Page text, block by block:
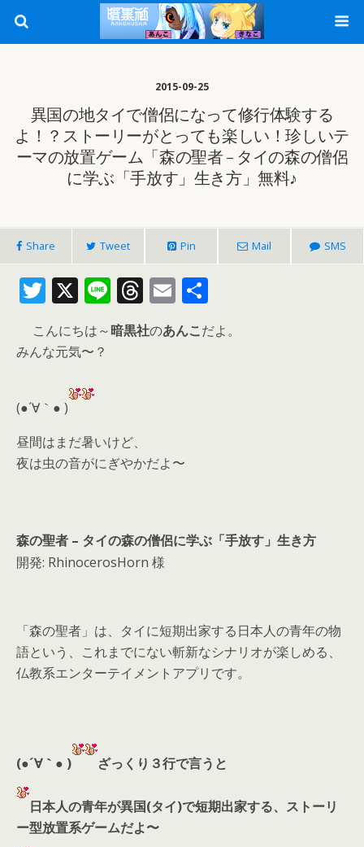
2015-09-25
異国の地タイで僧侶になって修行体験する
よ！？ストーリーがとっても楽しい！珍しいテ
ーマの放置ゲーム「森の聖者 – タイの森の僧侶
に学ぶ「手放す」生き方」無料♪
Share Tweet Pin Mail SMS
T
w
itt
er
X Li
n
e
T
h
re
E
m
ai
有
こんにちは～暗黒社のあんこだよ。
みんな元気〜？
(●´∀｀● )
昼間はまだ暑いけど、
夜は虫の音がにぎやかだよ〜
森の聖者 – タイの森の僧侶に学ぶ「手放す」生き方
開発: RhinocerosHorn 様
「森の聖者」は、タイに短期出家する日本人の青年の物
語という、これまでにない斬新なシナリオが楽しめる、
仏教系エンターテイメントアプリです。
(●´∀｀● ) ざっくり３行で言うと
日本人の青年が異国(タイ)で短期出家する、ストーリ
ー型放置系ゲームだよ〜